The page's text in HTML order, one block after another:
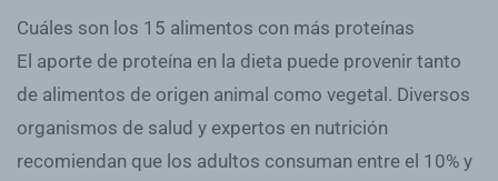
Cuáles son los 15 alimentos con más proteínas
El aporte de proteína en la dieta puede provenir tanto
de alimentos de origen animal como vegetal. Diversos
organismos de salud y expertos en nutrición
recomiendan que los adultos consuman entre el 10% y